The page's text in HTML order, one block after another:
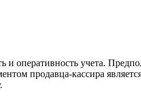
и оперативность учета.
продавца-кассира